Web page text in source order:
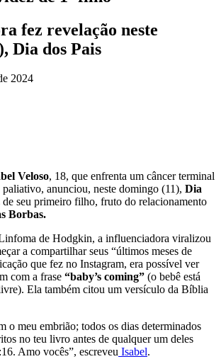
fez revelação neste
Dia dos Pais
2024
Veloso, 18, que enfrenta um câncer terminal
paliativo, anunciou, neste domingo (11), Dia
de seu primeiro filho, fruto do relacionamento
Borbas.
de Hodgkin, a influenciadora viralizou
a compartilhar seus “últimos meses de
que fez no Instagram, era possível ver
com a frase “baby’s coming” (o bebê está
Ela também citou um versículo da Bíblia
o meu embrião; todos os dias determinados
no teu livro antes de qualquer um deles
Amo vocês”, escreveu Isabel.